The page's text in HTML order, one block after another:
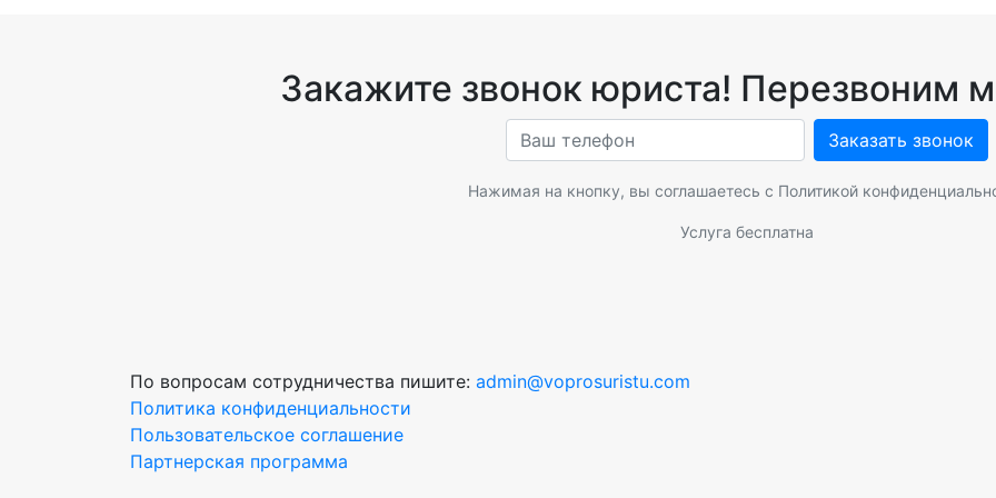
Закажите звонок юриста! Перезвоним
Заказать звонок
Нажимая на кнопку, вы соглашаетесь с Политикой
Услуга бесплатна
По вопросам сотрудничества пишите: admin@voprosuristu.com
Политика конфиденциальности
Пользовательское соглашение
Партнерская программа